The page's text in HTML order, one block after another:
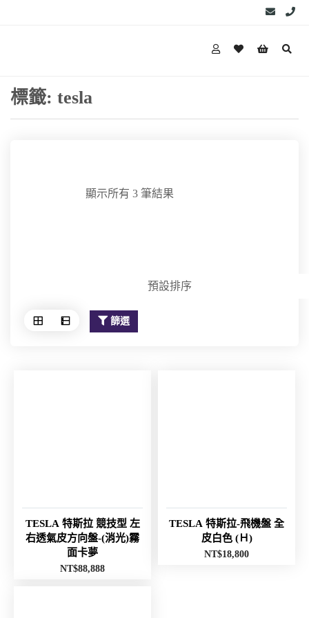
標籤: tesla
顯示所有 3 筆結果
篩選
TESLA 特斯拉 競技型 左
右透氣皮方向盤-(消光)霧
面卡夢
NT$88,888
TESLA 特斯拉-飛機盤 全
皮白色 (Ｈ)
NT$18,800